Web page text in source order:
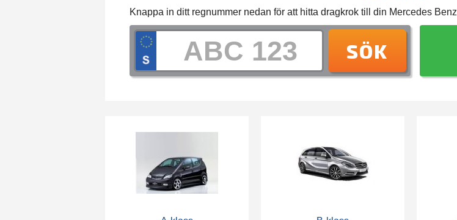
Knappa in ditt regnummer nedan för att hitta dragkrok till din Mercedes Benz
SÖK